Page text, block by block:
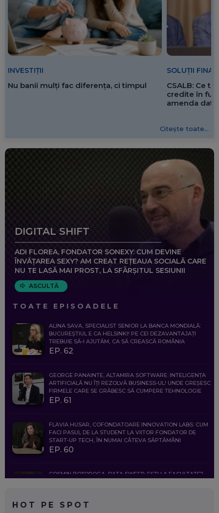
INVESTIȚII
Nu banii mulți fac diferența, ci timpul
SOLUȚII
CSALB: Ce
credite în
amenda
Citește toate...
DIGITAL SHIFT
ADI FLOREA, FONDATOR SONEXY: CUM DEVINE
ÎNVĂȚAREA SEXY? AM CREAT REȚEAUA SOCIALĂ CARE
NU TE LASĂ MAI PROST, LA SFÂRȘITUL SESIUNII
ASCULTĂ
TOATE EPISOADELE
ALINA SAVA, SPECIALIST SENIOR LA BANCA MONDIALĂ:
BUCUREȘTIUL E CA HELSINKI! PE CEI DEZAVANTAJAȚI
TREBUIE SĂ-I AJUTĂM, CA SĂ CREASCĂ ROMÂNIA
EP. 62
GEORGE PANAINTE, ALTAMIRA SOFTWARE: INTELIGENȚA
ARTIFICIALĂ NU ÎȚI REZOLVĂ BUSINESS-UL! UNDE GREȘESC
FIRMELE CARE SE GRĂBESC SĂ CUMPERE TEHNOLOGIE
EP. 61
FLAVIA HUSAR, COFONDATOARE INNOVATION LABS: CUM
FACI PASUL DE LA STUDENT LA VIITOR FONDATOR DE
START-UP TECH, ÎN NUMAI CÂTEVA SĂPTĂMÂNI
EP. 60
COSMIN BOȚOROGA, DATA SWEEP: EȘTI LA FACULTATE?
HOT PE SPOT